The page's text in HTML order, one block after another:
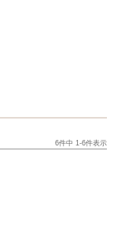
6件中 1-6件表示